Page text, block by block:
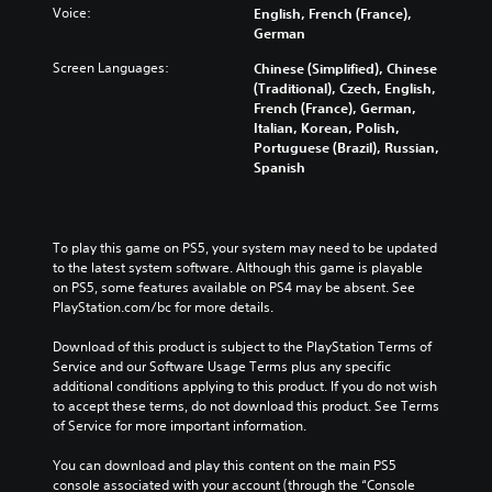
Voice:
English, French (France),
German
Screen Languages:
Chinese (Simplified), Chinese
(Traditional), Czech, English,
French (France), German,
Italian, Korean, Polish,
Portuguese (Brazil), Russian,
Spanish
To play this game on PS5, your system may need to be updated
to the latest system software. Although this game is playable
on PS5, some features available on PS4 may be absent. See
PlayStation.com/bc for more details.
Download of this product is subject to the PlayStation Terms of
Service and our Software Usage Terms plus any specific
additional conditions applying to this product. If you do not wish
to accept these terms, do not download this product. See Terms
of Service for more important information.
You can download and play this content on the main PS5
console associated with your account (through the “Console